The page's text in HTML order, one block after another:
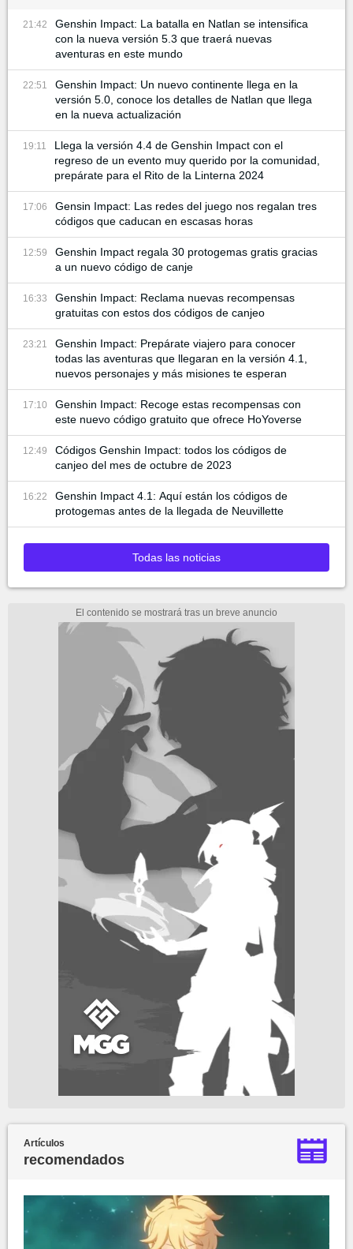
21:42
Genshin Impact: La batalla en Natlan se intensifica
con la nueva versión 5.3 que traerá nuevas
aventuras en este mundo
22:51
Genshin Impact: Un nuevo continente llega en la
versión 5.0, conoce los detalles de Natlan que llega
en la nueva actualización
19:11
Llega la versión 4.4 de Genshin Impact con el
regreso de un evento muy querido por la comunidad,
prepárate para el Rito de la Linterna 2024
17:06
Gensin Impact: Las redes del juego nos regalan tres
códigos que caducan en escasas horas
12:59
Genshin Impact regala 30 protogemas gratis gracias
a un nuevo código de canje
16:33
Genshin Impact: Reclama nuevas recompensas
gratuitas con estos dos códigos de canjeo
23:21
Genshin Impact: Prepárate viajero para conocer
todas las aventuras que llegaran en la versión 4.1,
nuevos personajes y más misiones te esperan
17:10
Genshin Impact: Recoge estas recompensas con
este nuevo código gratuito que ofrece HoYoverse
12:49
Códigos Genshin Impact: todos los códigos de
canjeo del mes de octubre de 2023
16:22
Genshin Impact 4.1: Aquí están los códigos de
protogemas antes de la llegada de Neuvillette
Todas las noticias
Artículos
recomendados